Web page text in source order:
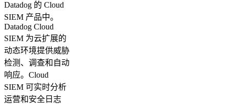
Datadog 的 Cloud
SIEM 产品中。
Datadog Cloud
SIEM 为云扩展的
动态环境提供威胁
检测、调查和自动
响应。Cloud
SIEM 可实时分析
运营和安全日志